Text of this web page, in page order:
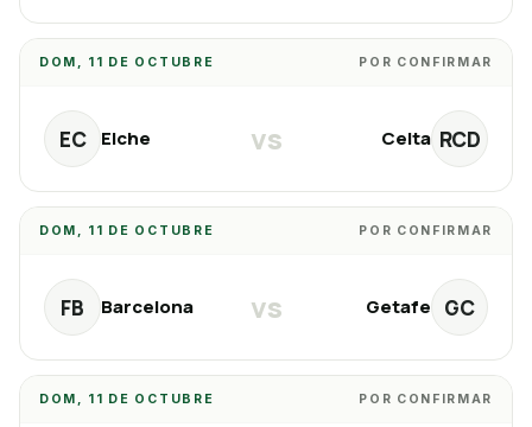
DOM, 11 DE OCTUBRE POR CONFIRMAR
EC Elche vs RCD
Celta
DOM, 11 DE OCTUBRE POR CONFIRMAR
FB Barcelona vs GC
Getafe
DOM, 11 DE OCTUBRE POR CONFIRMAR